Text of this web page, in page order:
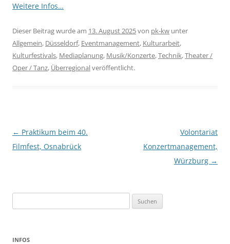
Weitere Infos…
Dieser Beitrag wurde am 13. August 2025von pk-kw unter
Allgemein, Düsseldorf, Eventmanagement, Kulturarbeit,
Kulturfestivals, Mediaplanung, Musik/Konzerte,Technik,Theater /
Oper / Tanz, Überregionalveröffentlicht.
Beitragsnavigation
← Praktikum beim 40.
Filmfest, Osnabrück
Volontariat
Konzertmanagement,
Würzburg →
nach:
INFOS